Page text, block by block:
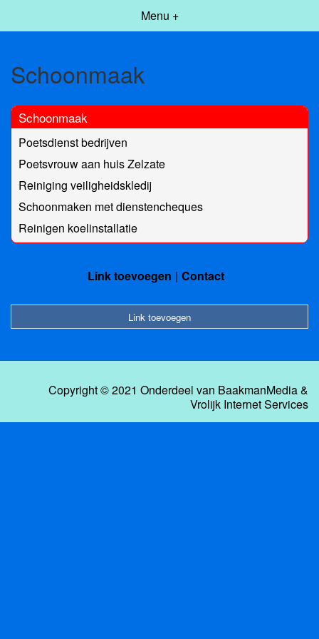
Menu +
Schoonmaak
Schoonmaak
Poetsdienst bedrijven
Poetsvrouw aan huis Zelzate
Reiniging veiligheidskledij
Schoonmaken met dienstencheques
Reinigen koelinstallatie
Link toevoegen Contact
Link toevoegen
Copyright © 2021 Onderdeel van BaakmanMedia&
Vrolijk Internet Services